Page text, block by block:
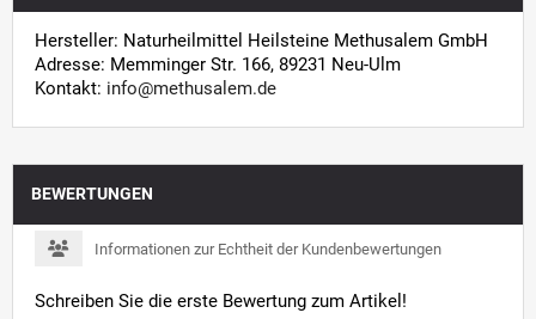
Hersteller: Naturheilmittel Heilsteine Methusalem GmbH
Adresse: Memminger Str. 166, 89231 Neu-Ulm
Kontakt: info@methusalem.de
BEWERTUNGEN
Informationen zur Echtheit der Kundenbewertungen
Schreiben Sie die erste Bewertung zum Artikel!